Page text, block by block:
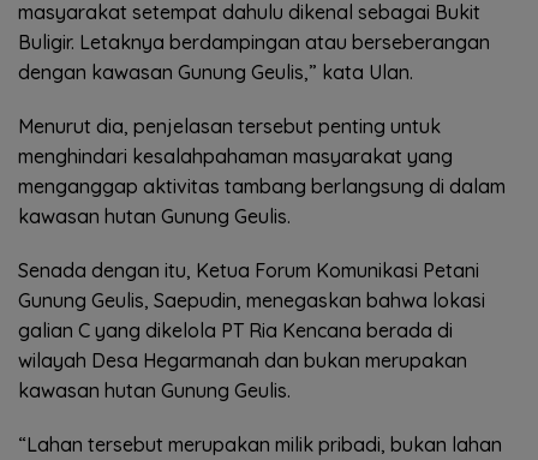
masyarakat setempat dahulu dikenal sebagai Bukit
Buligir. Letaknya berdampingan atau berseberangan
dengan kawasan Gunung Geulis,” kata Ulan.
Menurut dia, penjelasan tersebut penting untuk
menghindari kesalahpahaman masyarakat yang
menganggap aktivitas tambang berlangsung di dalam
kawasan hutan Gunung Geulis.
Senada dengan itu, Ketua Forum Komunikasi Petani
Gunung Geulis, Saepudin, menegaskan bahwa lokasi
galian C yang dikelola PT Ria Kencana berada di
wilayah Desa Hegarmanah dan bukan merupakan
kawasan hutan Gunung Geulis.
“Lahan tersebut merupakan milik pribadi, bukan lahan